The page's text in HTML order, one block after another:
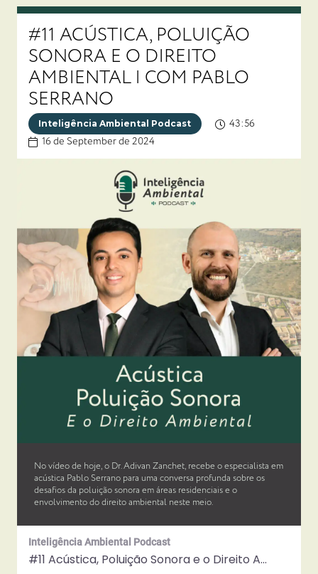
#11 ACÚSTICA, POLUIÇÃO
SONORA E O DIREITO
AMBIENTAL | COM PABLO
SERRANO
Inteligência Ambiental Podcast
43:56
16 de September de 2024
No vídeo de hoje, o Dr. Adivan Zanchet, recebe o especialista em
acústica Pablo Serrano para uma conversa profunda sobre os
desafios da poluição sonora em áreas residenciais e o
envolvimento do direito ambiental neste meio.
Inteligência Ambiental Podcast
#11 Acústica, Poluição Sonora e o Direito Ambiental | com Pablo Serrano